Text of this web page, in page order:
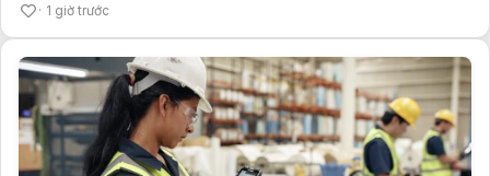
1 giờ trước